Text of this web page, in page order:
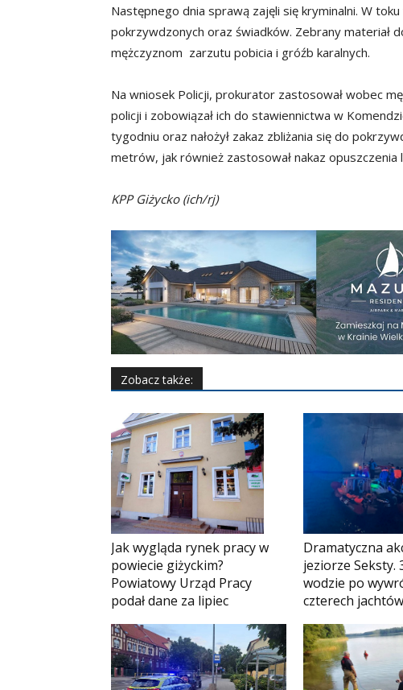
Następnego dnia sprawą zajęli się kryminalni. W
pokrzywdzonych oraz świadków. Zebrany materiał
mężczyznom zarzutu pobicia i gróźb karalnych.
Na wniosek Policji, prokurator zastosował wobec
policji i zobowiązał ich do stawiennictwa w
tygodniu oraz nałożył zakaz zbliżania się do
metrów, jak również zastosował nakaz opuszczenia
KPP Giżycko (ich/rj)
Zobacz także:
Jak wygląda rynek pracy w
powiecie giżyckim?
Powiatowy Urząd Pracy
podał dane za lipiec
Dramatyczna
jeziorze Seksty.
wodzie po
czterech jachtów